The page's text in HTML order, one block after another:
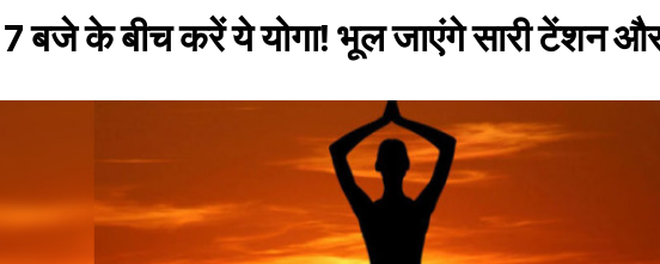
बजे के बीच करें ये योगा! भूल जाएंगे सारी टेंशन